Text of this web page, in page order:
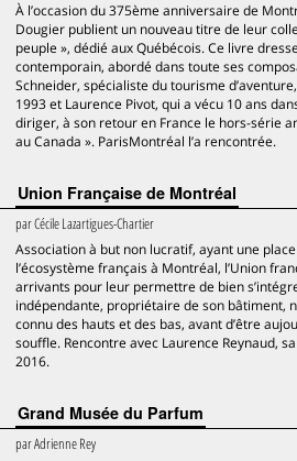
À l’occasion du 375ème anniversaire de
Dougier publient un nouveau titre de leur
peuple », dédié aux Québécois. Ce livre
contemporain, abordé dans toute ses
Schneider, spécialiste du tourisme
1993 et Laurence Pivot, qui a vécu 10 ans
diriger, à son retour en France le hors-série
au Canada ». ParisMontréal l’a rencontrée.
Union Française de Montréal
parCécile Lazartigues-Chartier
Association à but non lucratif, ayant une
l’écosystème français à Montréal, l’Union
arrivants pour leur permettre de bien
indépendante, propriétaire de son bâtiment,
connu des hauts et des bas, avant d’être
souffle. Rencontre avec Laurence Reynaud,
2016.
Grand Musée du Parfum
parAdrienne Rey